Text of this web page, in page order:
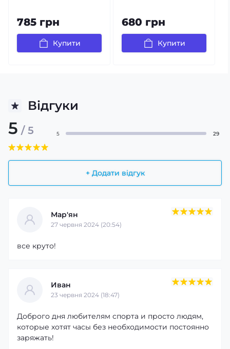
785 грн
Купити
680 грн
Купити
Відгуки
5 / 5
+ Додати відгук
5 29
Мар'ян
27 червня 2024 (20:54)
все круто!
Иван
23 червня 2024 (18:47)
Доброго дня любителям спорта и просто людям,
которые хотят часы без необходимости постоянно
заряжать!